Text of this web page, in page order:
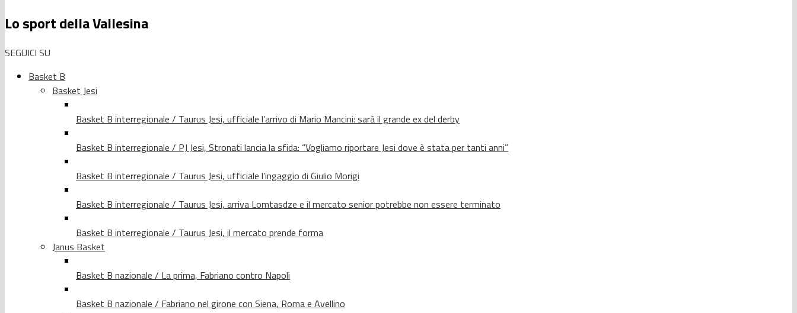
Lo sport della Vallesina
SEGUICI SU
Basket B
Basket Jesi
Basket B interregionale / Taurus Jesi, ufficiale l’arrivo di Mario Mancini: sarà il grande ex del derby
Basket B interregionale / PJ Jesi, Stronati lancia la sfida: “Vogliamo riportare Jesi dove è stata per tanti anni”
Basket B interregionale / Taurus Jesi, ufficiale l’ingaggio di Giulio Morigi
Basket B interregionale / Taurus Jesi, arriva Lomtasdze e il mercato senior potrebbe non essere terminato
Basket B interregionale / Taurus Jesi, il mercato prende forma
Janus Basket
Basket B nazionale / La prima, Fabriano contro Napoli
Basket B nazionale / Fabriano nel girone con Siena, Roma e Avellino